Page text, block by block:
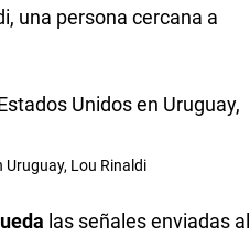
una persona cercana a
Uruguay, Lou Rinaldi
las señales enviadas al